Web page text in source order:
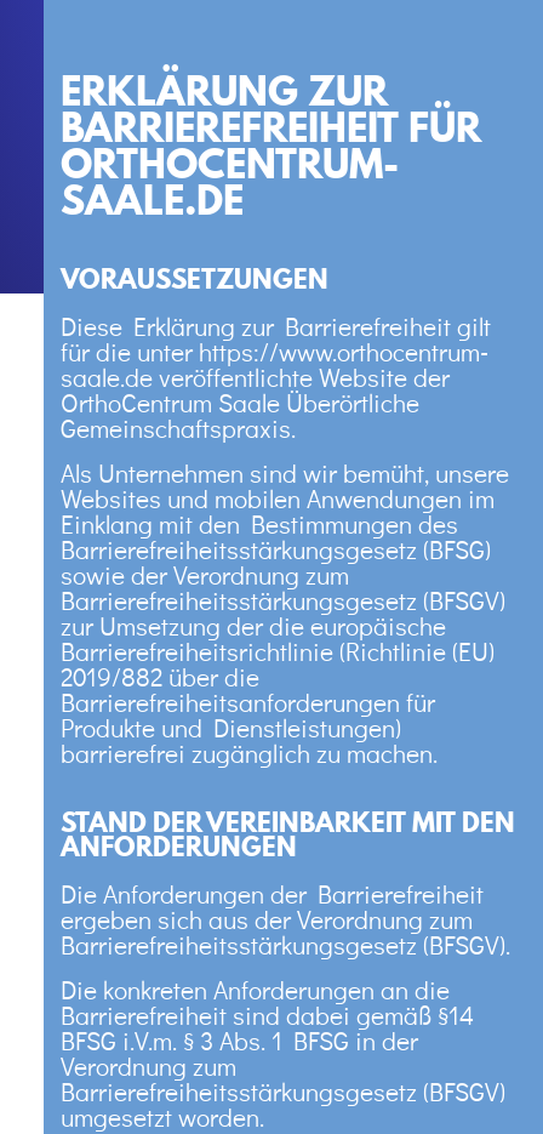
Operative Therapien
Neurochirurgie
Osteopathie
Osteoporose
Diagnostik
Sportchirurgie
Knochenalter­bestimmung
Zweitmeinung Schulter & Knie
AKTUELL
Presse / Medien
Vorträge / Veranstaltungen
Stellenangebote
KONTAKT
Bad Neustadt
ERKLÄRUNG ZUR
BARRIEREFREIHEIT FÜR
ORTHOCENTRUM-
SAALE.DE
VORAUSSETZUNGEN
Diese Erklärung zur Barrierefreiheit gilt
für die unter https://www.orthocentrum-
saale.de veröffentlichte Website der
OrthoCentrum Saale Überörtliche
Gemeinschaftspraxis.
Als Unternehmen sind wir bemüht, unsere
Websites und mobilen Anwendungen im
Einklang mit den Bestimmungen des
Barrierefreiheitsstärkungsgesetz (BFSG)
sowie der Verordnung zum
Barrierefreiheitsstärkungsgesetz (BFSGV)
zur Umsetzung der die europäische
Barrierefreiheitsrichtlinie (Richtlinie (EU)
2019/882 über die
Barrierefreiheitsanforderungen für
Produkte und Dienstleistungen)
barrierefrei zugänglich zu machen.
STAND DER VEREINBARKEIT MIT DEN
ANFORDERUNGEN
Die Anforderungen der Barrierefreiheit
ergeben sich aus der Verordnung zum
Barrierefreiheitsstärkungsgesetz (BFSGV).
Die konkreten Anforderungen an die
Barrierefreiheit sind dabei gemäß §14
BFSG i.V.m. § 3 Abs. 1 BFSG in der
Verordnung zum
Barrierefreiheitsstärkungsgesetz (BFSGV)
umgesetzt worden.